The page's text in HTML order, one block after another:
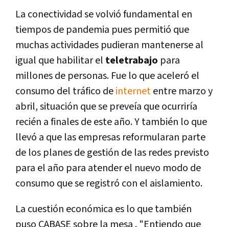
La conectividad se volvió fundamental en
tiempos de pandemia pues permitió que
muchas actividades pudieran mantenerse al
igual que habilitar el teletrabajo para
millones de personas. Fue lo que aceleró el
consumo del tráfico deinternetentre marzo y
abril, situación que se preveía que ocurriría
recién a finales de este año. Y también lo que
llevó a que las empresas reformularan parte
de los planes de gestión de las redes previsto
para el año para atender el nuevo modo de
consumo que se registró con el aislamiento.
La cuestión económica es lo que también
puso CABASE sobre la mesa . "Entiendo que